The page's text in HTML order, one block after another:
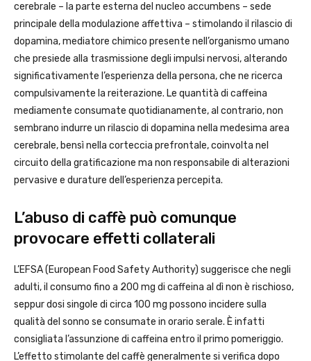
cerebrale – la parte esterna del nucleo accumbens – sede
principale della modulazione affettiva – stimolando il rilascio di
dopamina, mediatore chimico presente nell’organismo umano
che presiede alla trasmissione degli impulsi nervosi, alterando
significativamente l’esperienza della persona, che ne ricerca
compulsivamente la reiterazione. Le quantità di caffeina
mediamente consumate quotidianamente, al contrario, non
sembrano indurre un rilascio di dopamina nella medesima area
cerebrale, bensì nella corteccia prefrontale, coinvolta nel
circuito della gratificazione ma non responsabile di alterazioni
pervasive e durature dell’esperienza percepita.
L’abuso di caffè può comunque
provocare effetti collaterali
L’EFSA (European Food Safety Authority) suggerisce che negli
adulti, il consumo fino a 200 mg di caffeina al dì non è rischioso,
seppur dosi singole di circa 100 mg possono incidere sulla
qualità del sonno se consumate in orario serale. È infatti
consigliata l’assunzione di caffeina entro il primo pomeriggio.
L’effetto stimolante del caffè generalmente si verifica dopo